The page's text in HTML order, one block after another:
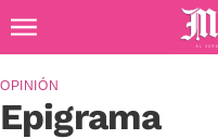
Diario de Morelos
Epigrama
OPINIÓN